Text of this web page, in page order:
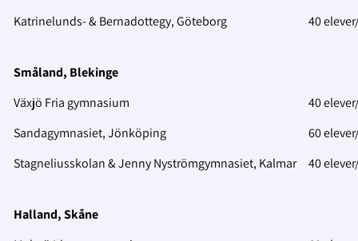
Katrinelunds- & Bernadottegy, Göteborg
40
Småland, Blekinge
Växjö Fria gymnasium
40
Sandagymnasiet, Jönköping
60
Stagneliusskolan & Jenny Nyströmgymnasiet, Kalmar
40
Halland, Skåne